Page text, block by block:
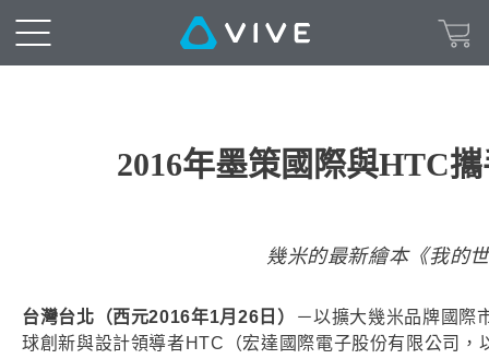
2016年墨策國際與HTC
幾米的最新繪本《我的
台灣台北（西元2016年1月26日）
－以擴大幾米品牌國際
球創新與設計領導者HTC（宏達國際電子股份有限公司